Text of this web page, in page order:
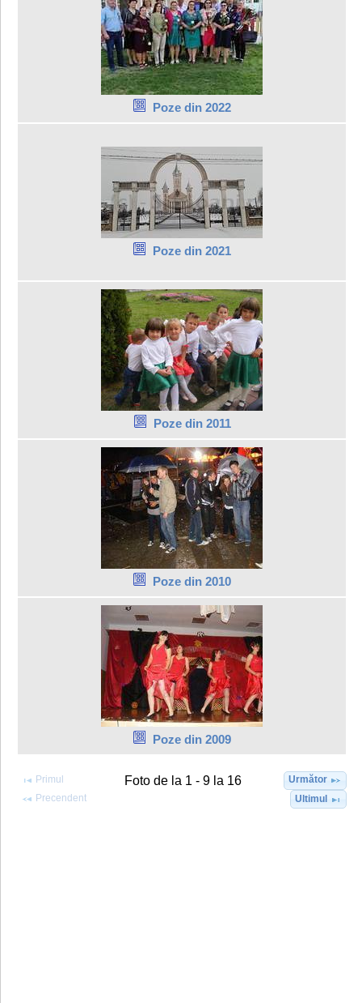
Poze din 2022
Poze din 2021
Poze din 2011
Poze din 2010
Poze din 2009
Primul
Precendent
Foto de la 1 - 9 la 16
Următor
Ultimul